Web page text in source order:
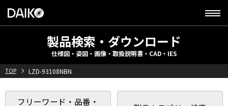
製品検索・ダウンロード
仕様図・姿図・画像・取扱説明書・CAD・IES
TOP LZD-93108NBN
フリーワード・品番・